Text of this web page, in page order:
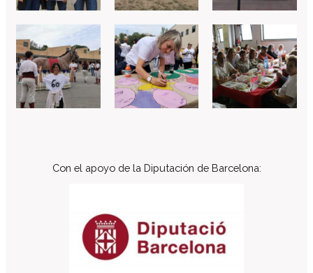
Con el apoyo de la Diputación de Barcelona: